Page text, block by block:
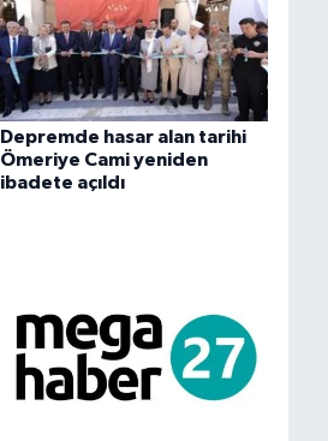
Depremde hasar alan tarihi
Ömeriye Cami yeniden
ibadete açıldı